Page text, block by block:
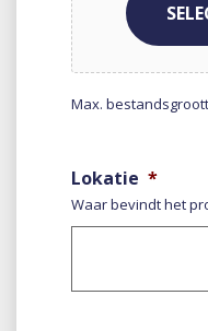
Max.
Lokatie *
Waar bevindt het